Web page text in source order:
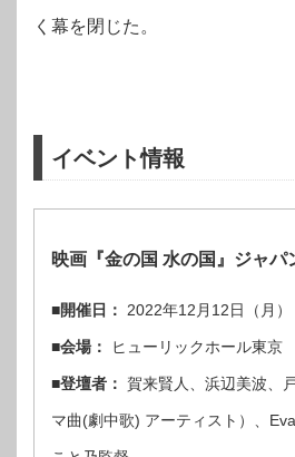
く幕を閉じた。
イベント情報
映画『金の国 水の国』ジャパ
■開催日： 2022年12月12日（月）
■会場： ヒューリックホール東京
■登壇者： 賀来賢人、浜辺美波、
マ曲(劇中歌) アーティスト）、